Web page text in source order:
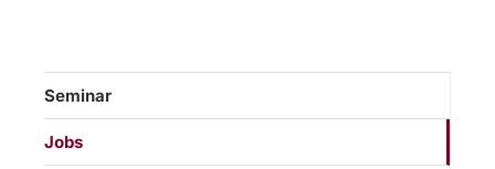
Seminar
Jobs